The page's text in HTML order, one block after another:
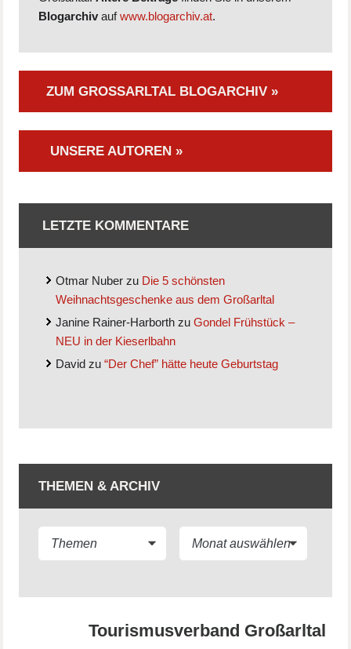
Blogarchiv aufwww.blogarchiv.at.
ZUM GROSSARLTAL BLOGARCHIV »
UNSERE AUTOREN »
LETZTE KOMMENTARE
Otmar Nuber zu Die 5 schönsten
Weihnachtsgeschenke aus dem Großarltal
Janine Rainer-Harborth zuGondel Frühstück –
NEU in der Kieserlbahn
David zu“Der Chef” hätte heute Geburtstag
THEMEN & ARCHIV
Tourismusverband Großarltal